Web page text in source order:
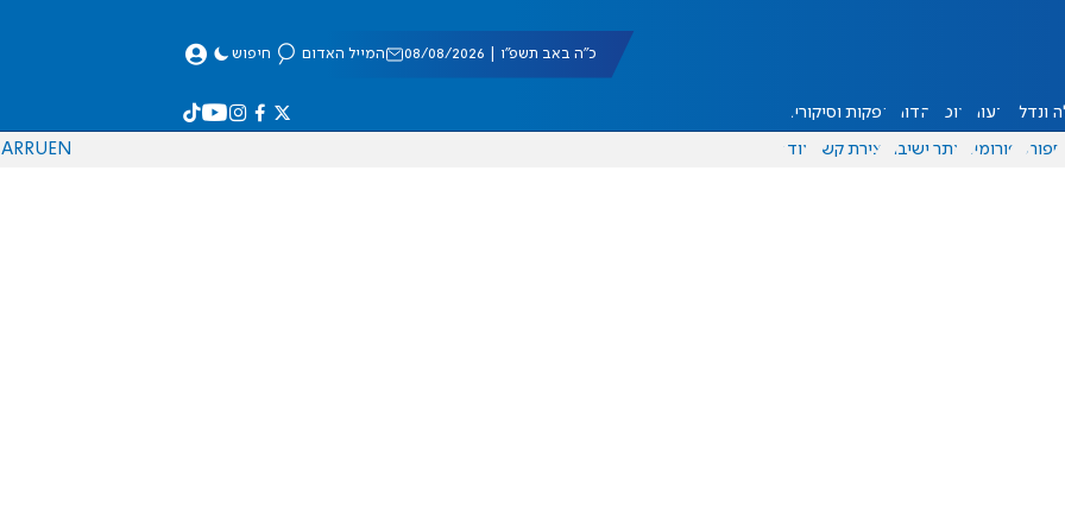
כ"ה באב תשפ"ו | 08/08/2026 המייל האדום חיפוש
ונדל"ן דעות אוכל יהדות הפקות וסיקורים
ספורט פורומים אתר ישיבה יצירת קשר עוד EN
RU
AR